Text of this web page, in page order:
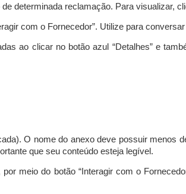
determinada reclamação. Para visualizar,
com o Fornecedor”. Utilize para
ao clicar no botão azul “Detalhes” e
O nome do anexo deve possuir menos
que seu conteúdo esteja legível.
meio do botão “Interagir com o